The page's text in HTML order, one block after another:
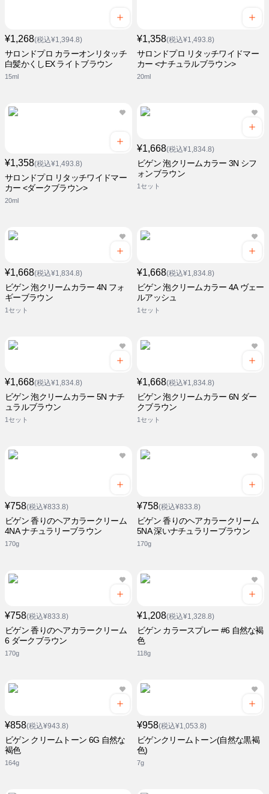
¥1,268(税込¥1,394.8)
サロンドプロ カラーオンリタッチ
白髪かくしEX ライトブラウン
15ml
¥1,358(税込¥1,493.8)
サロンドプロ リタッチワイドマー
カー <ナチュラルブラウン>
20ml
¥1,358(税込¥1,493.8)
サロンドプロ リタッチワイドマー
カー <ダークブラウン>
20ml
¥1,668(税込¥1,834.8)
ビゲン 泡クリームカラー 3N シフ
ォンブラウン
1セット
¥1,668(税込¥1,834.8)
ビゲン 泡クリームカラー 4N フォ
ギーブラウン
1セット
¥1,668(税込¥1,834.8)
ビゲン 泡クリームカラー 4A ヴェー
ルアッシュ
1セット
¥1,668(税込¥1,834.8)
ビゲン 泡クリームカラー 5N ナチ
ュラルブラウン
1セット
¥1,668(税込¥1,834.8)
ビゲン 泡クリームカラー 6N ダー
クブラウン
1セット
¥758(税込¥833.8)
ビゲン 香りのヘアカラークリーム
4NA ナチュラリーブラウン
170g
¥758(税込¥833.8)
ビゲン 香りのヘアカラークリーム
5NA 深いナチュラリーブラウン
170g
¥758(税込¥833.8)
ビゲン 香りのヘアカラークリーム
6 ダークブラウン
170g
¥1,208(税込¥1,328.8)
ビゲン カラースプレー #6 自然な褐
色
118g
¥858(税込¥943.8)
ビゲン クリームトーン 6G 自然な
褐色
164g
¥958(税込¥1,053.8)
ビゲンクリームトーン(自然な黒褐
色)
7g